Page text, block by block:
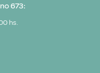
673:
hs.